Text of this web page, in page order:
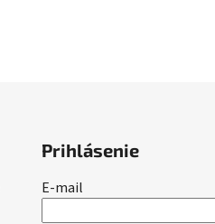
Prihlásenie
E-mail